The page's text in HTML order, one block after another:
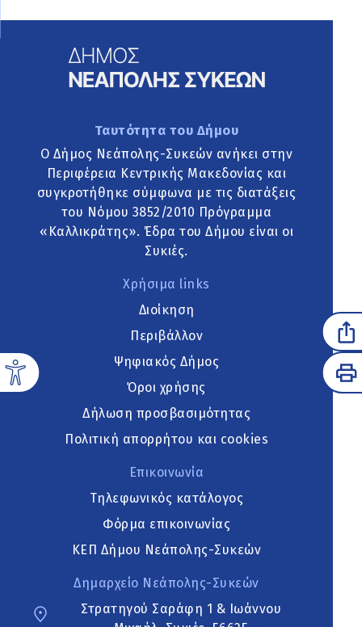
Ταυτότητα του Δήμου
Ο Δήμος Νεάπολης-Συκεών ανήκει στην
Περιφέρεια Κεντρικής Μακεδονίας και
συγκροτήθηκε σύμφωνα με τις διατάξεις
του Νόμου 3852/2010 Πρόγραμμα
«Καλλικράτης». Έδρα του Δήμου είναι οι
Συκιές.
Χρήσιμα links
Διοίκηση
Περιβάλλον
Ψηφιακός Δήμος
Όροι χρήσης
Δήλωση προσβασιμότητας
Πολιτική απορρήτου και cookies
Επικοινωνία
Τηλεφωνικός κατάλογος
Φόρμα επικοινωνίας
ΚΕΠ Δήμου Νεάπολης-Συκεών
Δημαρχείο Νεάπολης-Συκεών
Στρατηγού Σαράφη 1 & Ιωάννου